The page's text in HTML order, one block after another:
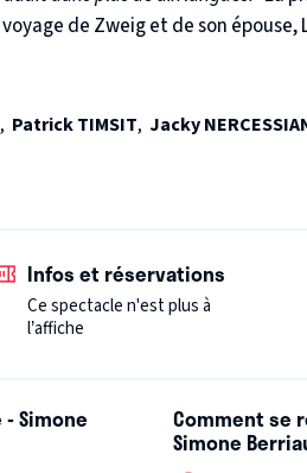
de Zweig et de son
éprise d’absolu, croient trouver à
par la tourmente, cherchant
Entre la nostalgie des fastes de
: une aventure unique.
, Patrick TIMSIT, Jacky
Infos et réservations
Ce spectacle n'est plus à
l’affiche
Simone Comment se
Simone